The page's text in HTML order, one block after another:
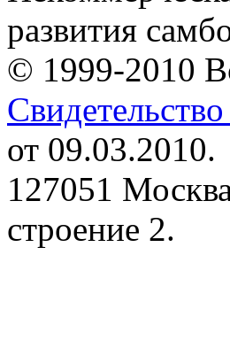
развития
© 1999-2010
от 09.03.2010.
127051
строение 2.